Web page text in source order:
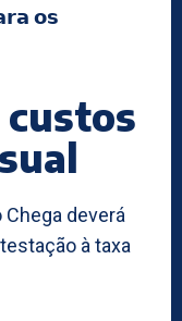
𝗼𝘀
deverá
à taxa